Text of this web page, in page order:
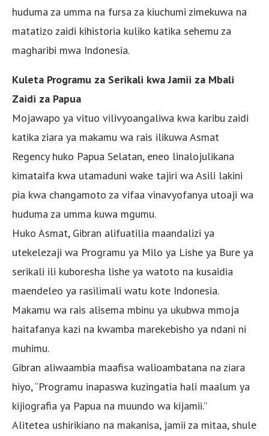
huduma za umma na fursa za kiuchumi zimekuwa na
matatizo zaidi kihistoria kuliko katika sehemu za
magharibi mwa Indonesia.
Kuleta Programu za Serikali kwa Jamii za Mbali
Zaidi za Papua
Mojawapo ya vituo vilivyoangaliwa kwa karibu zaidi
katika ziara ya makamu wa rais ilikuwa Asmat
Regency huko Papua Selatan, eneo linalojulikana
kimataifa kwa utamaduni wake tajiri wa Asili lakini
pia kwa changamoto za vifaa vinavyofanya utoaji wa
huduma za umma kuwa mgumu.
Huko Asmat, Gibran alifuatilia maandalizi ya
utekelezaji wa Programu ya Milo ya Lishe ya Bure ya
serikali ili kuboresha lishe ya watoto na kusaidia
maendeleo ya rasilimali watu kote Indonesia.
Makamu wa rais alisema mbinu ya ukubwa mmoja
haitafanya kazi na kwamba marekebisho ya ndani ni
muhimu.
Gibran aliwaambia maafisa walioambatana na ziara
hiyo, “Programu inapaswa kuzingatia hali maalum ya
kijiografia ya Papua na muundo wa kijamii.”
Alitetea ushirikiano na makanisa, jamii za mitaa, shule